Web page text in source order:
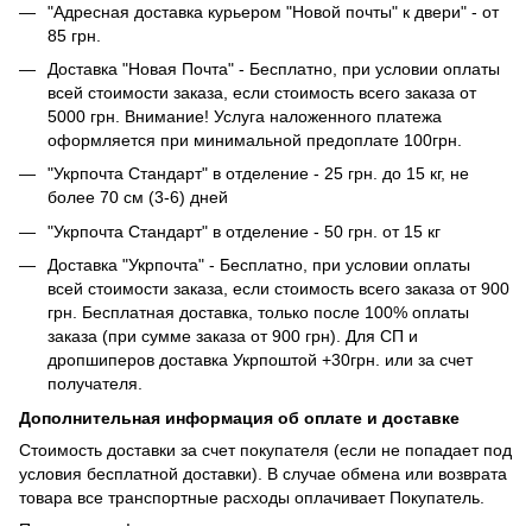
"Адресная доставка курьером "Новой почты" к двери" - от
85 грн.
Доставка "Новая Почта" - Бесплатно, при условии оплаты
всей стоимости заказа, если стоимость всего заказа от
5000 грн. Внимание! Услуга наложенного платежа
оформляется при минимальной предоплате 100грн.
"Укрпочта Стандарт" в отделение - 25 грн. до 15 кг, не
более 70 см (3-6) дней
"Укрпочта Стандарт" в отделение - 50 грн. от 15 кг
Доставка "Укрпочта" - Бесплатно, при условии оплаты
всей стоимости заказа, если стоимость всего заказа от 900
грн. Бесплатная доставка, только после 100% оплаты
заказа (при сумме заказа от 900 грн). Для СП и
дропшиперов доставка Укрпоштой +30грн. или за счет
получателя.
Дополнительная информация об оплате и доставке
Стоимость доставки за счет покупателя (если не попадает под
условия бесплатной доставки). В случае обмена или возврата
товара все транспортные расходы оплачивает Покупатель.